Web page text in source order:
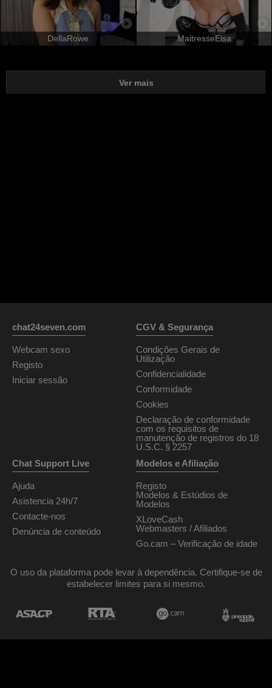
DellaRowe MaitresseElsa
Ver mais
chat24seven.com
Webcam sexo
Registo
Iniciar sessão
CGV & Segurança
Condições Gerais de
Utilização
Confidencialidade
Conformidade
Cookies
Declaração de conformidade
com os requisitos de
manutenção de registros do 18
U.S.C. § 2257
Chat Support Live
Ajuda
Asistencia 24h/7
Contacte-nos
Denúncia de conteúdo
Modelos e Afiliação
Registo
Modelos & Estúdios de
Modelos
XLoveCash
Webmasters / Afiliados
Go.cam – Verificação de idade
O uso da plataforma pode levar à dependência. Certifique-se de
estabelecer limites para si mesmo.